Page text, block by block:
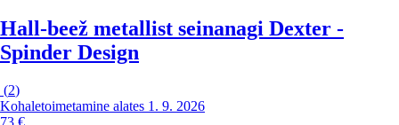
Hall-beež metallist seinanagi Dexter -
Spinder Design
(2)
Kohaletoimetamine alates 1. 9. 2026